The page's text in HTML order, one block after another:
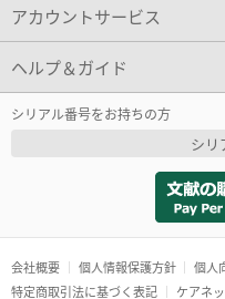
アカウントサービス
ヘルプ＆ガイド
シリアル番号をお持ちの方
シリ
会社概要 個人情報保護方針
個人
特定商取引法に基づく表記
ケアネ